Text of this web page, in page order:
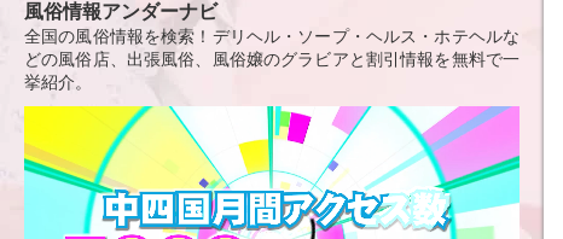
風俗情報アンダーナビ
全国の風俗情報を検索！デリヘル・ソープ・ヘルス・ホテヘルな
どの風俗店、出張風俗、風俗嬢のグラビアと割引情報を無料で一
挙紹介。